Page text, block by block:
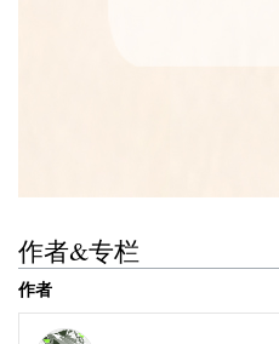
作者&专栏
作者